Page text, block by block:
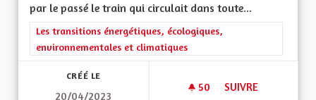
par le passé le train qui circulait dans toute...
Filtrer les résultats de la catégorie : Les transitions
Les transitions énergétiques, écologiques,
environnementales et climatiques
CRÉÉ LE
20/04/2023
50 50 ABONNÉS
SUIVRE